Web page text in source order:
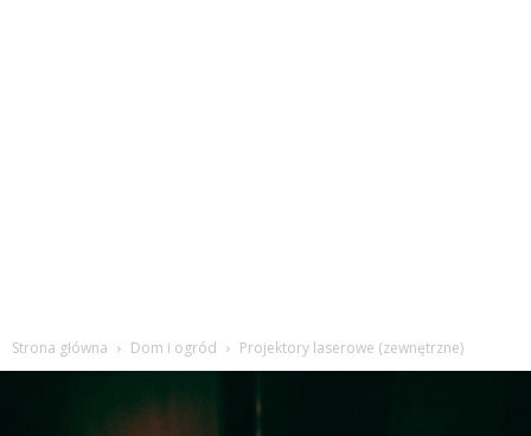
Strona główna Dom i ogród Projektory laserowe (zewnętrzne)